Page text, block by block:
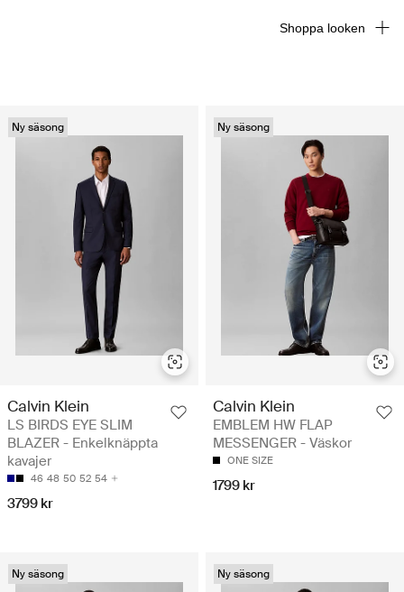
Ny säsong
Calvin Klein
LS BIRDS EYE SLIM
BLAZER - Enkelknäppta
kavajer
46 48 50 52 54
3799 kr
Ny säsong
Calvin Klein
EMBLEM HW FLAP
MESSENGER - Väskor
ONE SIZE
1799 kr
Ny säsong Ny säsong
Shoppa looken